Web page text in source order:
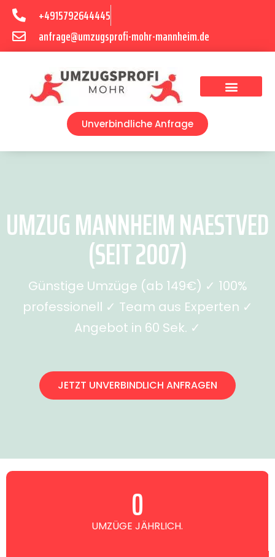
+4915792644445
anfrage@umzugsprofi-mohr-mannheim.de
Unverbindliche Anfrage
UMZUG MANNHEIM NAESTVED
(SEIT 2007)
Günstige Umzüge (ab 149€) ✓ 100%
professionell ✓ Team aus Experten ✓
Angebot in 60 Sek. ✓
JETZT UNVERBINDLICH ANFRAGEN
UMZÜGE JÄHRLICH.
0